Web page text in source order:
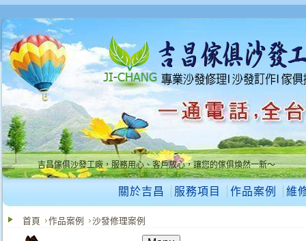
吉昌傢俱沙發工廠，服務用心、客戶放心，讓您的傢俱煥然一新～
吉昌傢俱沙發工廠，服務用心、客戶放心，讓您的傢俱煥然一新～
關於吉昌 服務項目 作品案例 維
首頁 作品案例 沙發修理案例